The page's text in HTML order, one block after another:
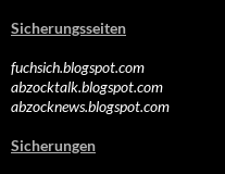
Sicherungsseiten
fuchsich.blogspot.com
abzocktalk.blogspot.com
abzocknews.blogspot.com
Sicherungen